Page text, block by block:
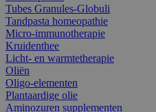
Tubes Granules-Globuli
Tandpasta homeopathie
Micro-immunotherapie
Kruidenthee
Licht- en warmtetherapie
Oliën
Oligo-elementen
Plantaardige olie
Aminozuren supplementen